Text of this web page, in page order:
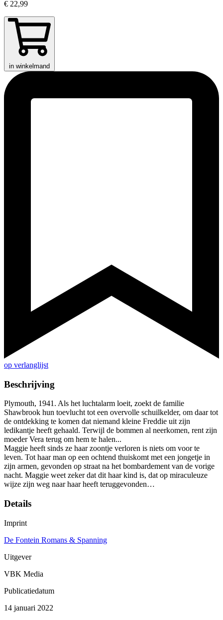
€ 22,99
in winkelmand
op verlanglijst
Beschrijving
Plymouth, 1941. Als het luchtalarm loeit, zoekt de familie
Shawbrook hun toevlucht tot een overvolle schuilkelder, om daar tot
de ontdekking te komen dat niemand kleine Freddie uit zijn
ledikantje heeft gehaald. Terwijl de bommen al neerkomen, rent zijn
moeder Vera terug om hem te halen...
Maggie heeft sinds ze haar zoontje verloren is niets om voor te
leven. Tot haar man op een ochtend thuiskomt met een jongetje in
zijn armen, gevonden op straat na het bombardement van de vorige
nacht. Maggie weet zeker dat dit haar kind is, dat op miraculeuze
wijze zijn weg naar haar heeft teruggevonden…
Details
Imprint
De Fontein Romans & Spanning
Uitgever
VBK Media
Publicatiedatum
14 januari 2022